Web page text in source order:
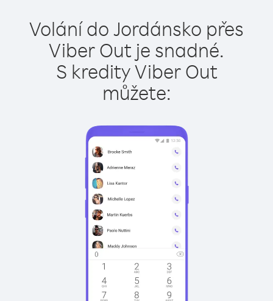
Volání do Jordánsko přes
Viber Out je snadné.
S kredity Viber Out
můžete: